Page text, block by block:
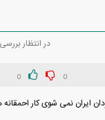
در انتظار
0
0
ایران نمی شوی کار